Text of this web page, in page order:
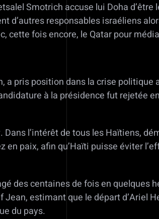
Smotrich accuse lui Doha
d’autres responsables israéliens
cette fois encore, le Qatar pour
a pris position dans la crise
à la présidence fut rejetée
Dans l’intérêt de tous les Haïtiens,
paix, afin qu’Haïti puisse éviter
des centaines de fois en
estimant que le départ d’Ariel
du pays.